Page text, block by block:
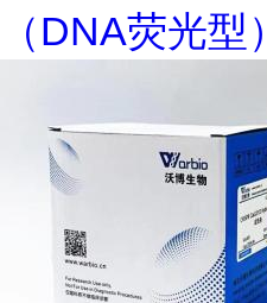
（DNA荧光型）